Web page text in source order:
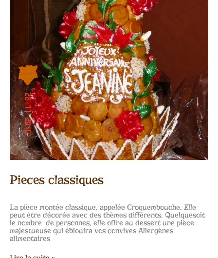
Pieces classiques
La pièce montée classique, appelée Croquembouche. Elle
peut être décorée avec des thèmes différents. Quelquesoit
le nombre de personnes, elle offre au dessert une pièce
majestueuse qui éblouira vos convives Allergènes
alimentaires